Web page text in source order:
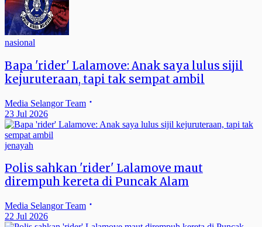
nasional
Bapa 'rider' Lalamove: Anak saya lulus sijil
kejuruteraan, tapi tak sempat ambil
Media Selangor Team
23 Jul 2026
jenayah
Polis sahkan 'rider' Lalamove maut
dirempuh kereta di Puncak Alam
Media Selangor Team
22 Jul 2026